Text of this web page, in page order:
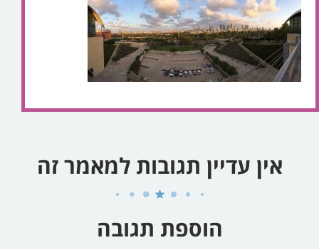
אין עדיין תגובות למאמר זה
הוספת תגובה